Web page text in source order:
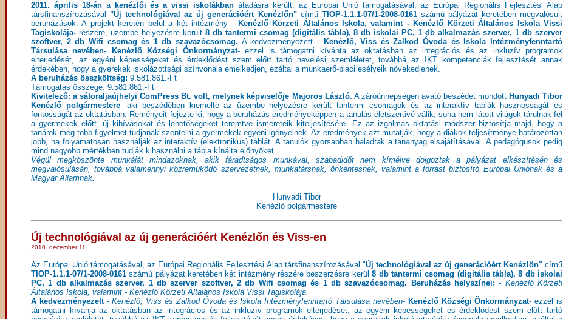
2011. április 18-ána kenézlői és a vissi iskolákbanátadásra került, az Európai Unió támogatásával, az Európai Regionális Fejlesztési Alap
társfinanszírozásával"Új technológiával az új generációért Kenézlőn"című TIOP-1.1.1-07/1-2008-0161 számú pályázat keretében megvalósult
beruházások. A projekt keretén belül a két intézmény - Kenézlő Körzeti Általános Iskola, valamint - Kenézlő Körzeti Általános Iskola Vissi
Tagiskolája- részére, üzembe helyezésre került 8 db tantermi csomag (digitális tábla), 8 db iskolai PC, 1 db alkalmazás szerver, 1 db szerver
szoftver, 2 db Wifi csomag és 1 db szavazócsomag. A kedvezményezett - Kenézlő, Viss és Zalkod Óvoda és Iskola Intézményfenntartó
Társulása nevében- Kenézlő Községi Önkormányzat- ezzel is támogatni kívánta az oktatásban az integrációs és az inkluzív programok
elterjedését, az egyéni képességeket és érdeklődést szem előtt tartó nevelési szemléletet, továbbá az IKT kompetenciák fejlesztését annak
érdekében, hogy a gyerekek iskolázottsági színvonala emelkedjen, ezáltal a munkaerő-piaci esélyeik növekedjenek.
A beruházás összköltség: 9.581.861.-Ft
Támogatás összege: 9.581.861.-Ft
Kivitelező: a sátoraljaújhelyi ComPress Bt. volt, melynek képviselője Majoros László. A záróünnepségen avató beszédet mondott Hunyadi Tibor
Kenézlő polgármestere- aki beszédében kiemelte az üzembe helyezésre került tantermi csomagok és az interaktív táblák hasznosságát és
fontosságát az oktatásban. Reményeit fejezte ki, hogy a beruházás eredményeképpen a tanulás életszerűvé válik, soha nem látott világok tárulnak fel
a gyermekek előtt, új kihívásokat és lehetőségeket teremtve ismereteik kiteljesítésére. Ez az izgalmas oktatási módszer biztosítja majd, hogy a
tanárok még több figyelmet tudjanak szentelni a gyermekek egyéni igényeinek. Az eredmények azt mutatják, hogy a diákok teljesítménye határozottan
jobb, ha folyamatosan használják az interaktív (elektronikus) táblát. A tanulók gyorsabban haladtak a tananyag elsajátításával. A pedagógusok pedig
mind nagyobb mértékben tudják kihasználni a tábla kínálta előnyöket.
Végül megköszönte munkáját mindazoknak, akik fáradtságos munkával, szabadidőt nem kímélve dolgoztak a pályázat elkészítésén és
megvalósulásán, továbbá valamennyi közreműködő szervezetnek, munkatársnak, önkéntesnek, valamint a forrást biztosító Európai Uniónak és a
Magyar Államnak.
Hunyadi Tibor
Kenézlő polgármestere
Új technológiával az új generációért Kenézlőn és Viss-en
2010. december 11.
Az Európai Unió támogatásával, az Európai Regionális Fejlesztési Alap társfinanszírozásával "Új technológiával az új generációért Kenézlőn"című
TIOP-1.1.1-07/1-2008-0161 számú pályázat keretében két intézmény részére beszerzésre kerül8 db tantermi csomag (digitális tábla), 8 db iskolai
PC, 1 db alkalmazás szerver, 1 db szerver szoftver, 2 db Wifi csomag és 1 db szavazócsomag. Beruházás helyszínei: - Kenézlő Körzeti
Általános Iskola, valamint - Kenézlő Körzeti Általános Iskola Vissi Tagiskolája.
A kedvezményezett -Kenézlő, Viss és Zalkod Óvoda és Iskola Intézményfenntartó Társulása nevében- Kenézlő Községi Önkormányzat- ezzel is
támogatni kívánja az oktatásban az integrációs és az inkluzív programok elterjedését, az egyéni képességeket és érdeklődést szem előtt tartó